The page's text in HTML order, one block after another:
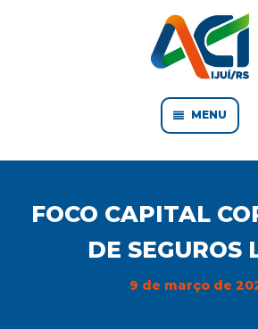
MENU
FOCO CAPITAL
DE SEGUROS
9 de março de